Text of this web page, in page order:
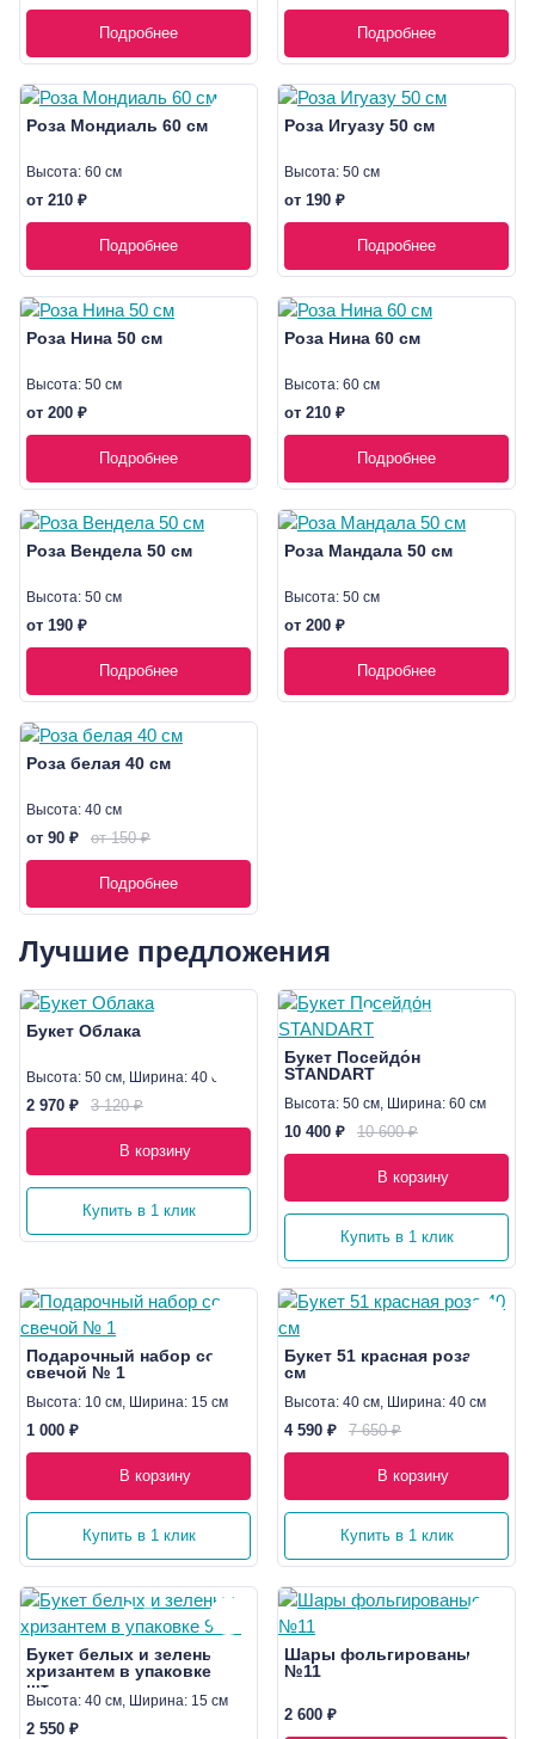
Подробнее Подробнее
Роза Мондиаль 60 см
Высота: 60 см
от 210 ₽
Подробнее
Роза Игуазу 50 см
Высота: 50 см
от 190 ₽
Подробнее
Роза Нина 50 см
Высота: 50 см
от 200 ₽
Подробнее
Роза Нина 60 см
Высота: 60 см
от 210 ₽
Подробнее
Роза Вендела 50 см
Высота: 50 см
от 190 ₽
Подробнее
Роза Мандала 50 см
Высота: 50 см
от 200 ₽
Подробнее
Роза белая 40 см
Высота: 40 см
от 90 ₽ от 150 ₽
Подробнее
Лучшие предложения
Букет Облака
Высота: 50 см, Ширина: 40 см
2 970 ₽ 3 120 ₽
В корзину
Купить в 1 клик
Букет Посейдо́н
STANDART
Высота: 50 см, Ширина: 60 см
10 400 ₽ 10 600 ₽
В корзину
Купить в 1 клик
Подарочный набор со
свечой № 1
Высота: 10 см, Ширина: 15 см
1 000 ₽
В корзину
Купить в 1 клик
Букет 51 красная роза 40
см
Высота: 40 см, Ширина: 40 см
4 590 ₽ 7 650 ₽
В корзину
Купить в 1 клик
Букет белых и зеленых
хризантем в упаковке 9
шт
Высота: 40 см, Ширина: 15 см
2 550 ₽
Шары фольгированые
№11
2 600 ₽